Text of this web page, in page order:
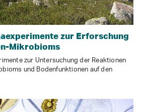
zur Erforschung
Mikrobioms
zur Untersuchung der Reaktionen
und Bodenfunktionen auf den